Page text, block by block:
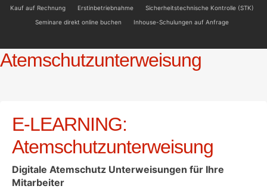
Kauf auf Rechnung Erstinbetriebnahme
Sicherheitstechnische Kontrolle (STK)
Seminare direkt online buchen
Inhouse-Schulungen auf Anfrage
Atemschutzunterweisung
E-LEARNING:
Atemschutzunterweisung
Digitale Atemschutz Unterweisungen für Ihre
Mitarbeiter